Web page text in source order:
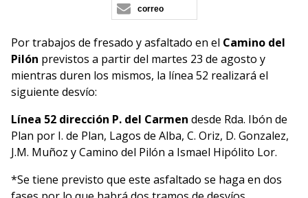
correo
Por trabajos de fresado y asfaltado en el Camino del
Pilón previstos a partir del martes 23 de agosto y
mientras duren los mismos, la línea 52 realizará el
siguiente desvío:
Línea 52 dirección P. del Carmen desde Rda. Ibón de
Plan por I. de Plan, Lagos de Alba, C. Oriz, D. Gonzalez,
J.M. Muñoz y Camino del Pilón a Ismael Hipólito Lor.
*Se tiene previsto que este asfaltado se haga en dos